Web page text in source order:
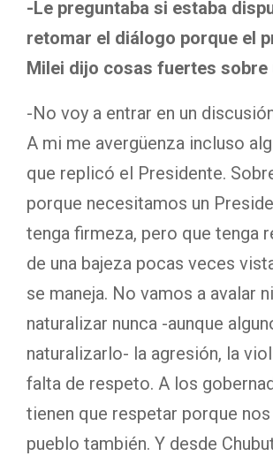
-Le preguntaba si estaba
retomar el diálogo porque el
Milei dijo cosas fuertes sobre
-No voy a entrar en un
A mi me avergüenza incluso
que replicó el Presidente.
porque necesitamos un
tenga firmeza, pero que tenga
de una bajeza pocas veces
se maneja. No vamos a avalar
naturalizar nunca -aunque
naturalizarlo- la agresión, la
falta de respeto. A los
tienen que respetar porque
pueblo también. Y desde